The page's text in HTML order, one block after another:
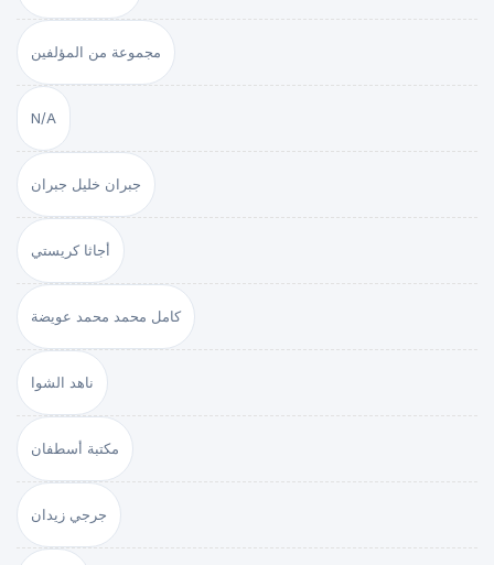
مجموعة من المؤلفين
N/A
جبران خليل جبران
أجاثا كريستي
كامل محمد محمد عويضة
ناهد الشوا
مكتبة أسطفان
جرجي زيدان